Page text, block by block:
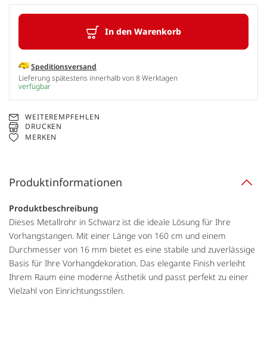
In den Warenkorb
Speditionsversand
Lieferung spätestens innerhalb von 8 Werktagen
verfügbar
WEITEREMPFEHLEN
DRUCKEN
MERKEN
Produktinformationen
Produktbeschreibung
Dieses Metallrohr in Schwarz ist die ideale Lösung für Ihre
Vorhangstangen. Mit einer Länge von 160 cm und einem
Durchmesser von 16 mm bietet es eine stabile und zuverlässige
Basis für Ihre Vorhangdekoration. Das elegante Finish verleiht
Ihrem Raum eine moderne Ästhetik und passt perfekt zu einer
Vielzahl von Einrichtungsstilen.